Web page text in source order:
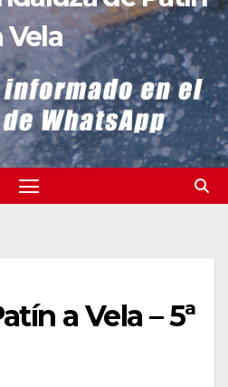
Vela
a Vela – 5ª